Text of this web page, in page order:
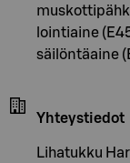
lointiaine
säilöntäaine
Yhteystiedot
Lihatukku